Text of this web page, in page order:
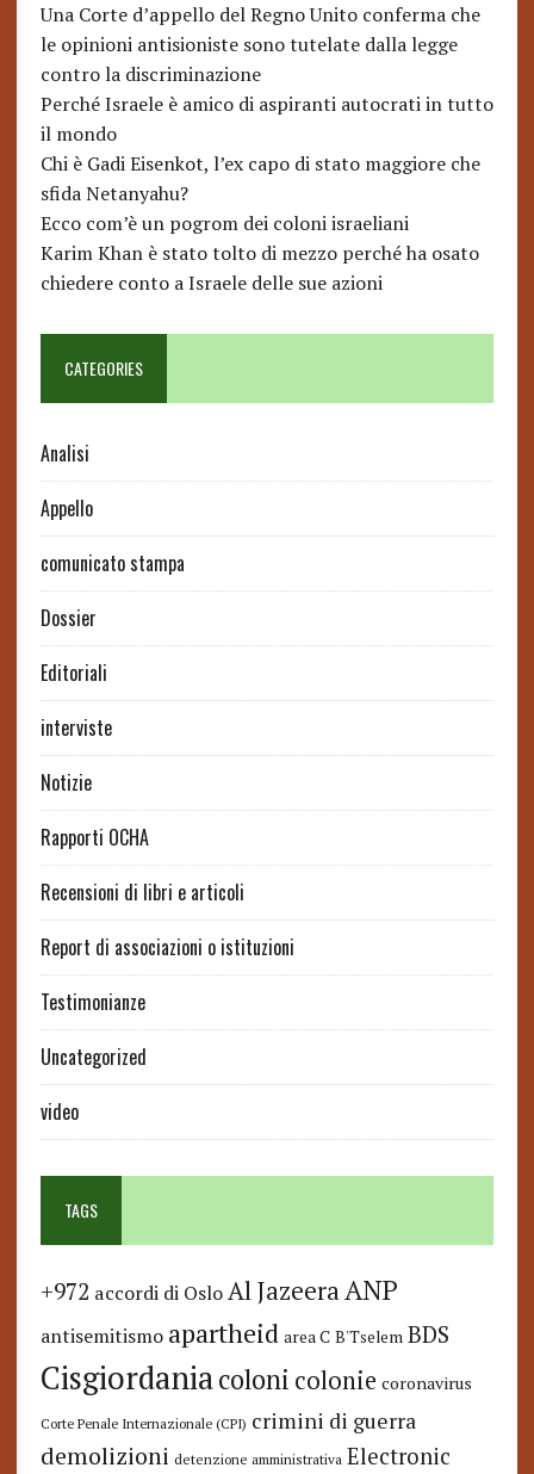
Una Corte d’appello del Regno Unito conferma che
le opinioni antisioniste sono tutelate dalla legge
contro la discriminazione
Perché Israele è amico di aspiranti autocrati in tutto
il mondo
Chi è Gadi Eisenkot, l’ex capo di stato maggiore che
sfida Netanyahu?
Ecco com’è un pogrom dei coloni israeliani
Karim Khan è stato tolto di mezzo perché ha osato
chiedere conto a Israele delle sue azioni
CATEGORIES
Analisi
Appello
comunicato stampa
Dossier
Editoriali
interviste
Notizie
Rapporti OCHA
Recensioni di libri e articoli
Report di associazioni o istituzioni
Testimonianze
Uncategorized
video
TAGS
+972 accordi di Oslo Al JazeeraANP
antisemitismo apartheid area C B'Tselem BDS
Cisgiordaniacoloni colonie coronavirus
Corte Penale Internazionale (CPI) crimini di guerra
demolizioni detenzione amministrativa Electronic